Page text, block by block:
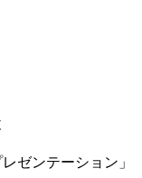
ゼンテーション」